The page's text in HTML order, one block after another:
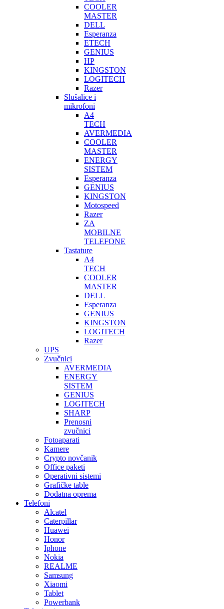
COOLER
MASTER
DELL
Esperanza
ETECH
GENIUS
HP
KINGSTON
LOGITECH
Razer
Slušalice i
mikrofoni
A4
TECH
AVERMEDIA
COOLER
MASTER
ENERGY
SISTEM
Esperanza
GENIUS
KINGSTON
Motospeed
Razer
ZA
MOBILNE
TELEFONE
Tastature
A4
TECH
COOLER
MASTER
DELL
Esperanza
GENIUS
KINGSTON
LOGITECH
Razer
UPS
Zvučnici
AVERMEDIA
ENERGY
SISTEM
GENIUS
LOGITECH
SHARP
Prenosni
zvučnici
Fotoaparati
Kamere
Crypto novčanik
Office paketi
Operativni sistemi
Grafičke table
Dodatna oprema
Telefoni
Alcatel
Caterpillar
Huawei
Honor
Iphone
Nokia
REALME
Samsung
Xiaomi
Tablet
Powerbank